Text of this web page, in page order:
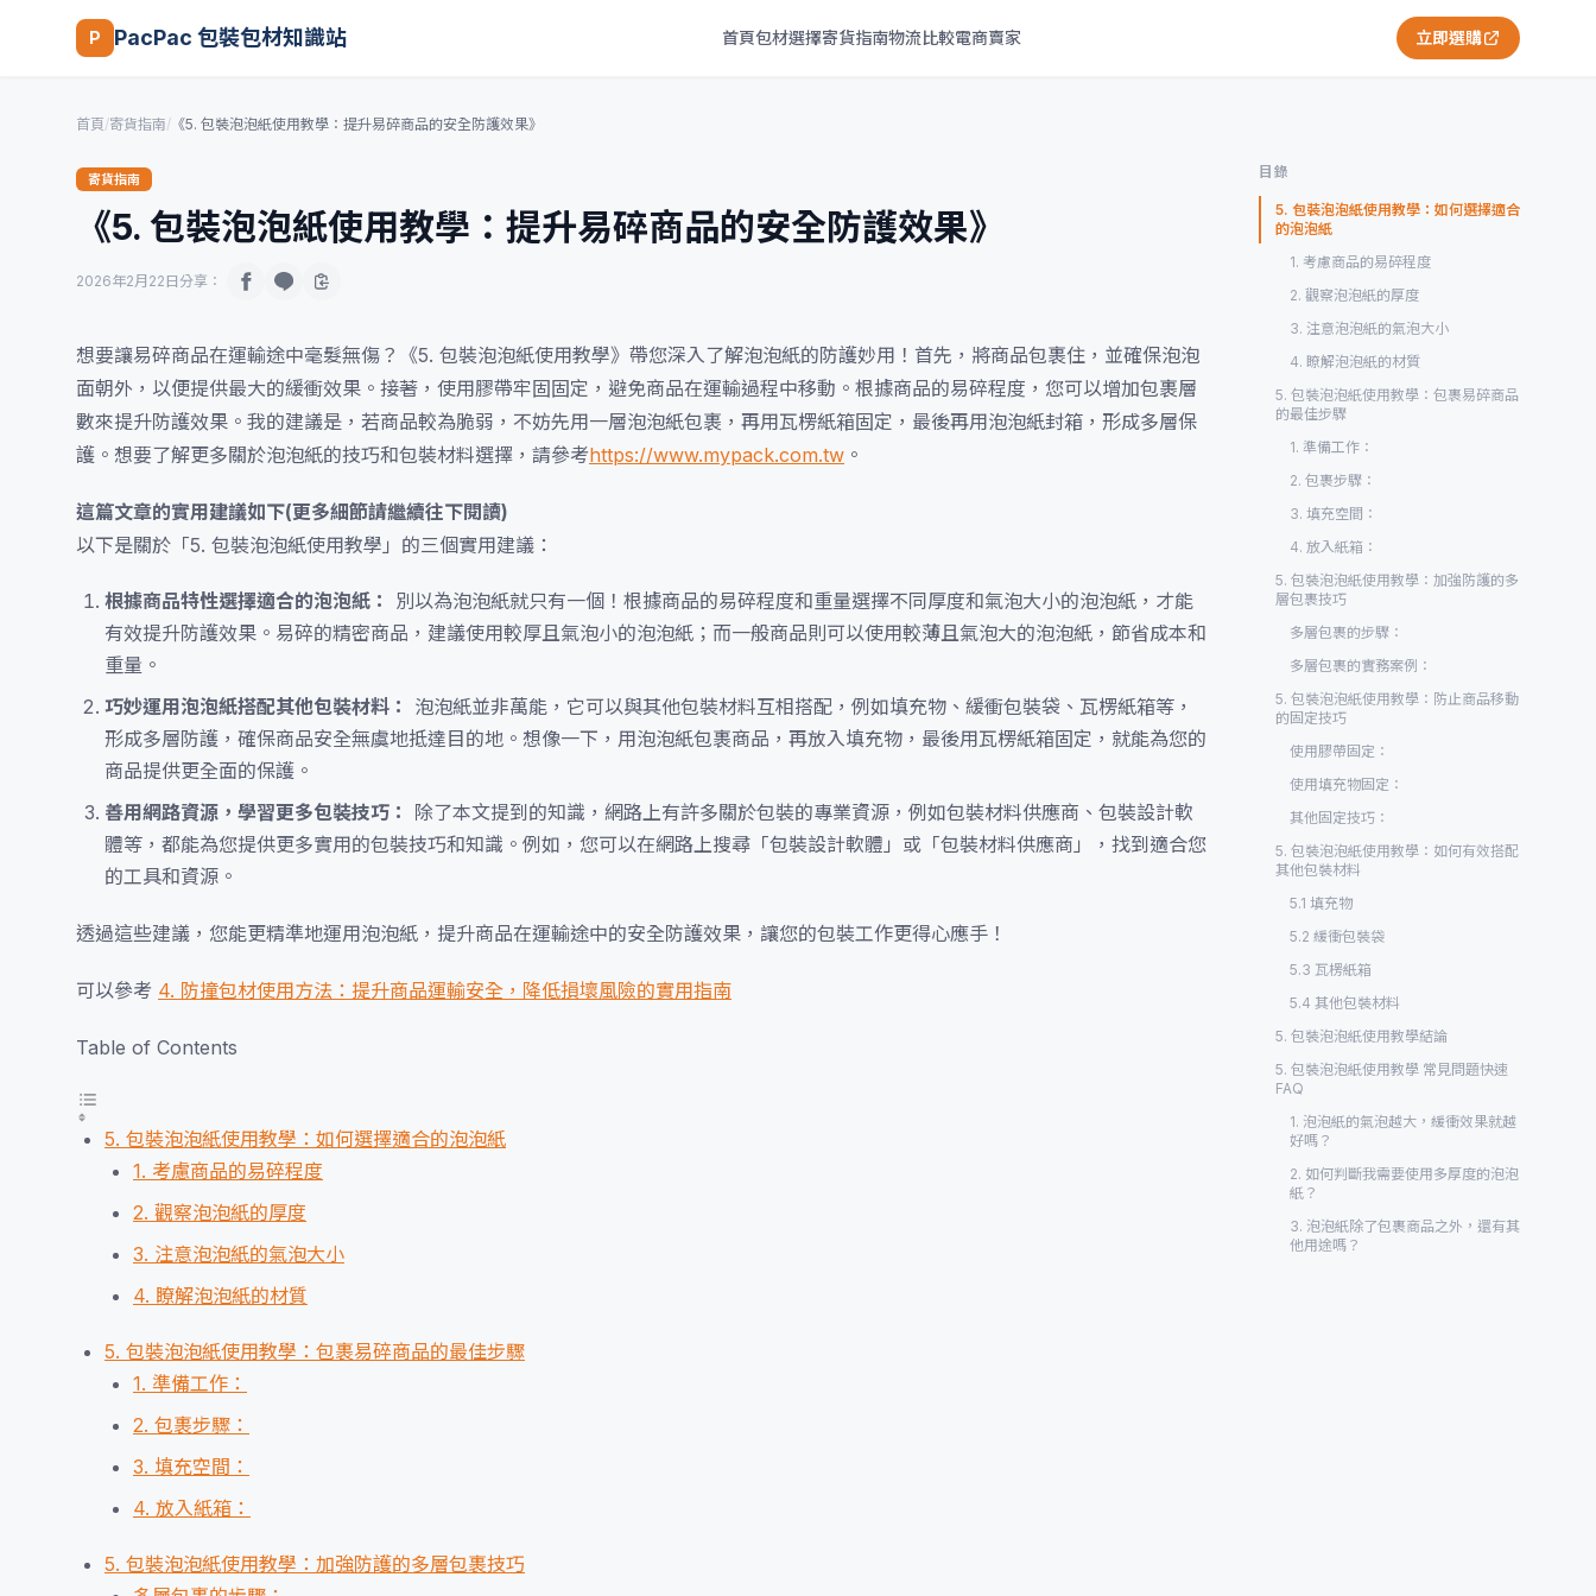
P PacPac 包裝包材知識站 首頁包材選擇寄貨指南物流比較電商賣家 立即選購
首頁/寄貨指南/ 《5. 包裝泡泡紙使用教學：提升易碎商品的安全防護效果》
寄貨指南
《5. 包裝泡泡紙使用教學：提升易碎商品的安全防護效果》
2026年2月22日 分享：
想要讓易碎商品在運輸途中毫髮無傷？《5. 包裝泡泡紙使用教學》帶您深入了解泡泡紙的防護妙用！首先，將商品包裹住，並確保泡泡
面朝外，以便提供最大的緩衝效果。接著，使用膠帶牢固固定，避免商品在運輸過程中移動。根據商品的易碎程度，您可以增加包裹層
數來提升防護效果。我的建議是，若商品較為脆弱，不妨先用一層泡泡紙包裹，再用瓦楞紙箱固定，最後再用泡泡紙封箱，形成多層保
護。想要了解更多關於泡泡紙的技巧和包裝材料選擇，請參考https://www.mypack.com.tw 。
這篇文章的實用建議如下(更多細節請繼續往下閱讀)
以下是關於「5. 包裝泡泡紙使用教學」的三個實用建議：
根據商品特性選擇適合的泡泡紙：
別以為泡泡紙就只有一個！根據商品的易碎程度和重量選擇不同厚度和氣泡大小的泡泡紙，才能
有效提升防護效果。易碎的精密商品，建議使用較厚且氣泡小的泡泡紙；而一般商品則可以使用較薄且氣泡大的泡泡紙，節省成本和
重量。
巧妙運用泡泡紙搭配其他包裝材料：
泡泡紙並非萬能，它可以與其他包裝材料互相搭配，例如填充物、緩衝包裝袋、瓦楞紙箱等，
形成多層防護，確保商品安全無虞地抵達目的地。想像一下，用泡泡紙包裹商品，再放入填充物，最後用瓦楞紙箱固定，就能為您的
商品提供更全面的保護。
善用網路資源，學習更多包裝技巧：
除了本文提到的知識，網路上有許多關於包裝的專業資源，例如包裝材料供應商、包裝設計軟
體等，都能為您提供更多實用的包裝技巧和知識。例如，您可以在網路上搜尋「包裝設計軟體」或「包裝材料供應商」，找到適合您
的工具和資源。
透過這些建議，您能更精準地運用泡泡紙，提升商品在運輸途中的安全防護效果，讓您的包裝工作更得心應手！
可以參考 4. 防撞包材使用方法：提升商品運輸安全，降低損壞風險的實用指南
Table of Contents
5. 包裝泡泡紙使用教學：如何選擇適合的泡泡紙
1. 考慮商品的易碎程度
2. 觀察泡泡紙的厚度
3. 注意泡泡紙的氣泡大小
4. 瞭解泡泡紙的材質
5. 包裝泡泡紙使用教學：包裹易碎商品的最佳步驟
1. 準備工作：
2. 包裹步驟：
3. 填充空間：
4. 放入紙箱：
5. 包裝泡泡紙使用教學：加強防護的多層包裹技巧
目錄
5. 包裝泡泡紙使用教學：如何選擇適合
的泡泡紙
1. 考慮商品的易碎程度
2. 觀察泡泡紙的厚度
3. 注意泡泡紙的氣泡大小
4. 瞭解泡泡紙的材質
5. 包裝泡泡紙使用教學：包裹易碎商品
的最佳步驟
1. 準備工作：
2. 包裹步驟：
3. 填充空間：
4. 放入紙箱：
5. 包裝泡泡紙使用教學：加強防護的多
層包裹技巧
多層包裹的步驟：
多層包裹的實務案例：
5. 包裝泡泡紙使用教學：防止商品移動
的固定技巧
使用膠帶固定：
使用填充物固定：
其他固定技巧：
5. 包裝泡泡紙使用教學：如何有效搭配
其他包裝材料
5.1 填充物
5.2 緩衝包裝袋
5.3 瓦楞紙箱
5.4 其他包裝材料
5. 包裝泡泡紙使用教學結論
5. 包裝泡泡紙使用教學 常見問題快速
FAQ
1. 泡泡紙的氣泡越大，緩衝效果就越
好嗎？
2. 如何判斷我需要使用多厚度的泡泡
紙？
3. 泡泡紙除了包裹商品之外，還有其
他用途嗎？